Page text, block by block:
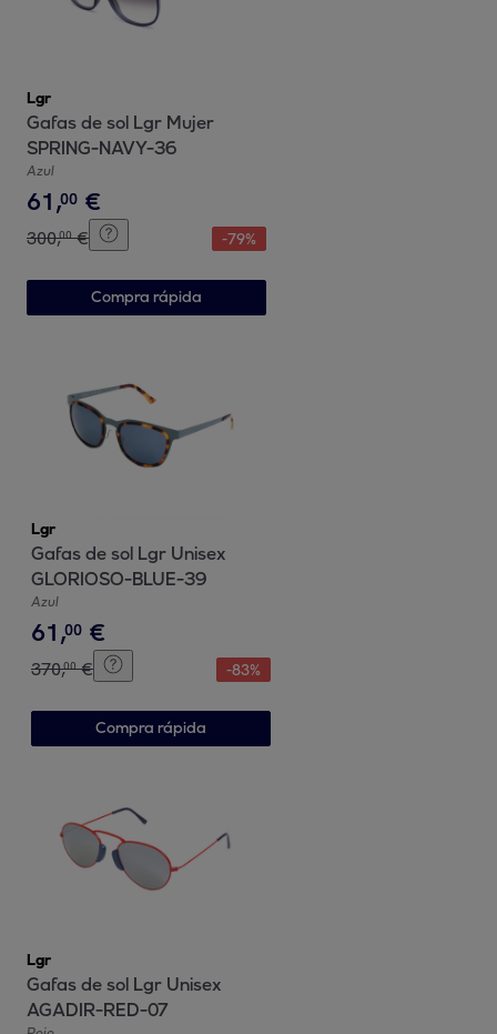
Lgr
Gafas de sol Lgr Mujer
SPRING-NAVY-36
Azul
61,00 €
300,00 € -79%
Compra rápida
Lgr
Gafas de sol Lgr Unisex
GLORIOSO-BLUE-39
Azul
61,00 €
370,00 € -83%
Compra rápida
Lgr
Gafas de sol Lgr Unisex
AGADIR-RED-07